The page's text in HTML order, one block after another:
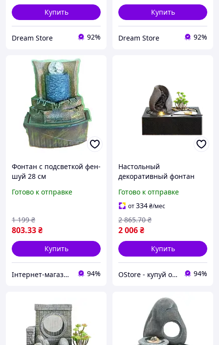
Купить
Dream Store 92%
Купить
Dream Store 92%
Фонтан с подсветкой фен-
шуй 28 см
Готово к отправке
803.33₴
1 199 ₴
Купить
Інтернет-магазин "Подарунок для всіх" 94%
Настольный
декоративный фонтан
интерьерный фонтан с
подсветкой настольный
водопад
Готово к отправке
от334₴/мес
2 006₴
2 865.70 ₴
Купить
OStore - купуй онлайн! 94%